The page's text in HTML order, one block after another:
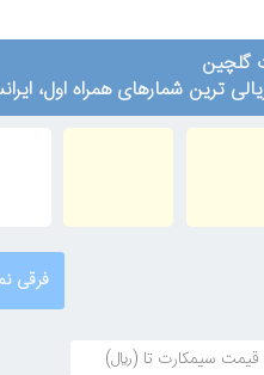
گلچین
ترین شمارهای همراه اول،